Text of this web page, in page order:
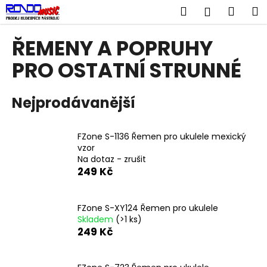
Přejít
na
obsah
Hledat
ŘEMENY A POPRUHY
PRO OSTATNÍ STRUNNÉ
Nejprodávanější
FZone S-1136 Řemen pro ukulele mexický
vzor
Na dotaz - zrušit
249 Kč
FZone S-XY124 Řemen pro ukulele
Skladem (>1 ks)
249 Kč
K
o
C
o
p
o